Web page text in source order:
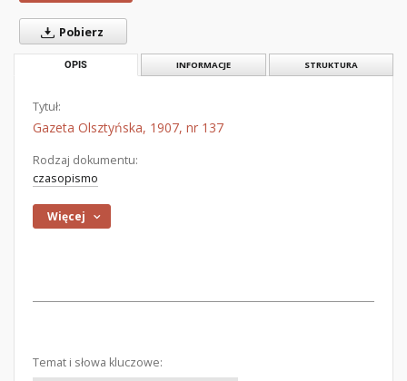
Pobierz
OPIS INFORMACJE STRUKTURA
Tytuł:
Gazeta Olsztyńska, 1907, nr 137
Rodzaj dokumentu:
czasopismo
Więcej
Temat i słowa kluczowe: